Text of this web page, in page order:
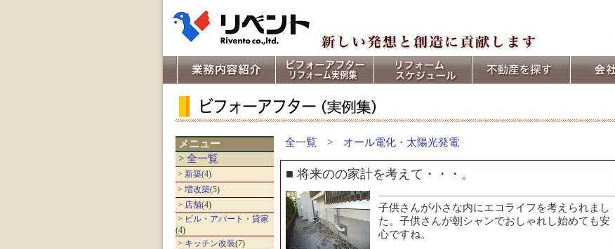
メニュー
> 全一覧
> 新築(4)
> 増改築(5)
> 店舗(4)
> ビル・アパート・貸家
(4)
> キッチン改装(7)
全一覧 > オール電化・太陽光発電
■ 将来のの家計を考えて・・・。
子供さんが小さな内にエコライフを考えられまし
た。子供さんが朝シャンでおしゃれし始めても安
心ですね。